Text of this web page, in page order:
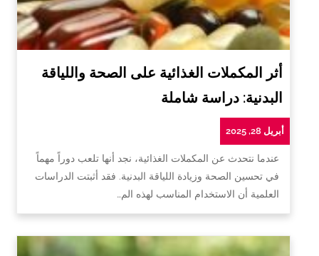
أثر المكملات الغذائية على الصحة واللياقة
البدنية: دراسة شاملة
أبريل 28, 2025
عندما نتحدث عن المكملات الغذائية، نجد أنها تلعب دوراً مهماً
في تحسين الصحة وزيادة اللياقة البدنية. فقد أثبتت الدراسات
العلمية أن الاستخدام المناسب لهذه الم…